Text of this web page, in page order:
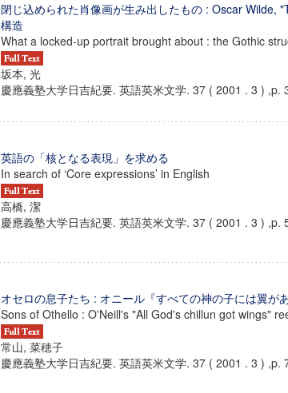
閉じ込められた肖像画が生み出したもの : Oscar Wilde,
構造
What a locked-up portrait brought about : the Gothic
坂本, 光
慶應義塾大学日吉紀要. 英語英米文学. 37 ( 2001 . 3 ) ,p.
英語の「核となる表現」を求める
In search of ‘Core expressions’ in English
高橋, 潔
慶應義塾大学日吉紀要. 英語英米文学. 37 ( 2001 . 3 ) ,p.
オセロの息子たち : オニール『すべての神の子には翼が
Sons of Othello : O'Neill's "All God's chillun got wings"
常山, 菜穂子
慶應義塾大学日吉紀要. 英語英米文学. 37 ( 2001 . 3 ) ,p.